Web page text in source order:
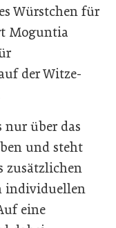
Würstchen für
Moguntia
der Witze-
nur über das
und steht
zusätzlichen
individuellen
eine